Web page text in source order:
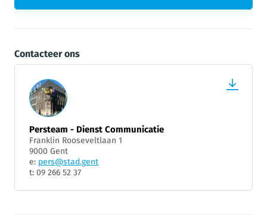
Contacteer ons
Persteam - Dienst Communicatie
Franklin Rooseveltlaan 1
9000 Gent
e: pers@stad.gent
t: 09 266 52 37